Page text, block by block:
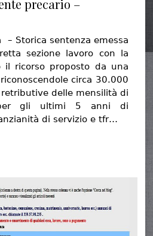
precario –
– Storica sentenza emessa
sezione lavoro con la
il ricorso proposto da una
circa 30.000
delle mensilità di
gli ultimi 5 anni di
di servizio e tfr…